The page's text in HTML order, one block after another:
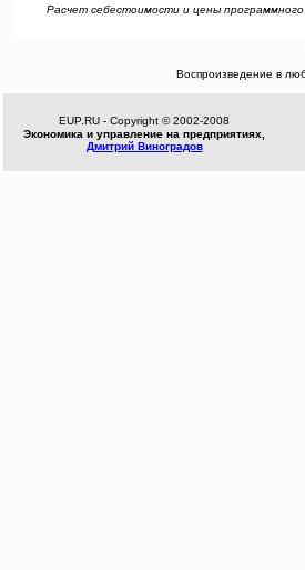
Расчет себестоимости и цены
Воспроизведение в
EUP.RU - Copyright © 2002-2008
Экономика и управление на предприятиях,
Дмитрий Виноградов